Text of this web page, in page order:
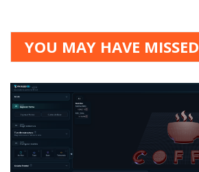
YOU MAY HAVE MISSED